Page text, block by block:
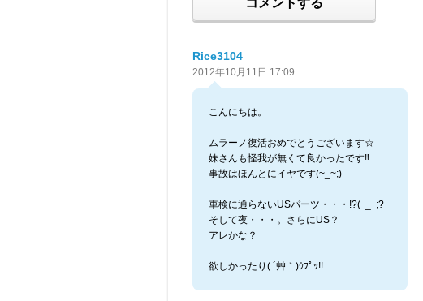
コメントする
Rice3104
2012年10月11日 17:09
こんにちは。
ムラーノ復活おめでとうございます☆
妹さんも怪我が無くて良かったです‼
事故はほんとにイヤです(~_~;)
車検に通らないUSパーツ・・・!?(･_･;?
そして夜・・・。さらにUS？
アレかな？
欲しかったり( ´艸｀)ｳﾌﾟｯ!!